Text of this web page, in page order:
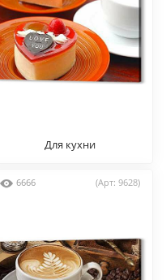
Для кухни
6666 (Арт: 9628)